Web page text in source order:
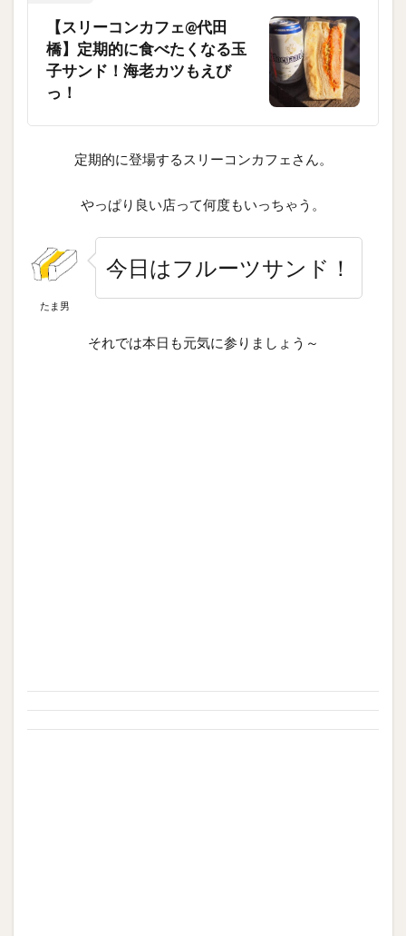
【スリーコンカフェ@代田
橋】定期的に食べたくなる玉
子サンド！海老カツもえび
っ！
定期的に登場するスリーコンカフェさん。
やっぱり良い店って何度もいっちゃう。
たま男
今日はフルーツサンド！
それでは本日も元気に参りましょう～